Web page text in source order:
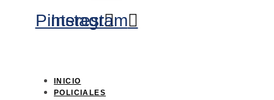
Pinterest
Instagram
INICIO
POLICIALES